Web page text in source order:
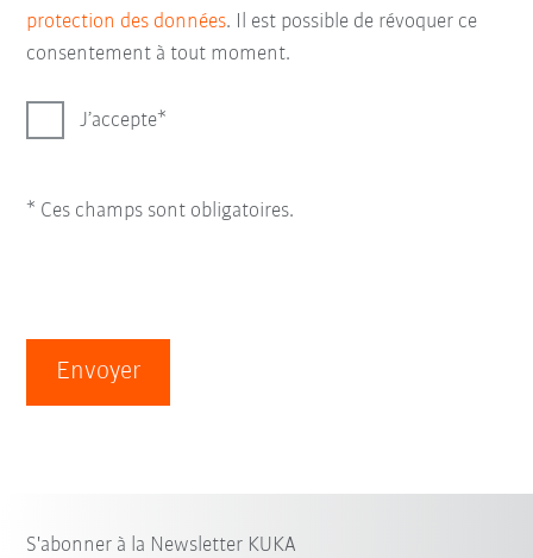
protection des données. Il est possible de révoquer ce
consentement à tout moment.
J’accepte
* Ces champs sont obligatoires.
Envoyer
S'abonner à la Newsletter KUKA